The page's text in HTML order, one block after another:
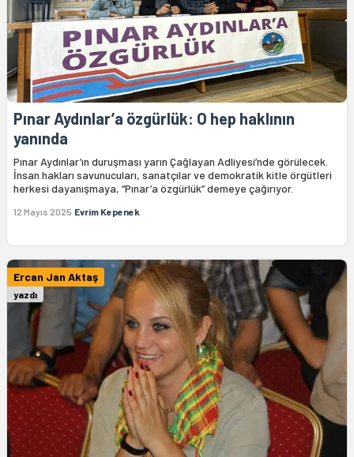
Pınar Aydınlar’a özgürlük: O hep haklının
yanında
Pınar Aydınlar’ın duruşması yarın Çağlayan Adliyesi’nde görülecek.
İnsan hakları savunucuları, sanatçılar ve demokratik kitle örgütleri
herkesi dayanışmaya, “Pınar’a özgürlük” demeye çağırıyor.
12 Mayıs 2025 Evrim Kepenek
Ercan Jan Aktaş
yazdı